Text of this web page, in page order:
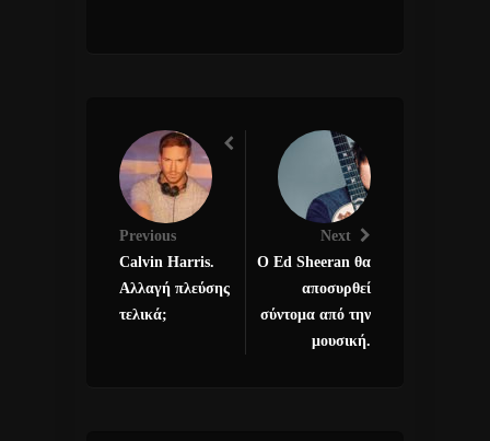
Previous
Calvin Harris.
Αλλαγή πλεύσης
τελικά;
Next
Ο Ed Sheeran θα
αποσυρθεί
σύντομα από την
μουσική.